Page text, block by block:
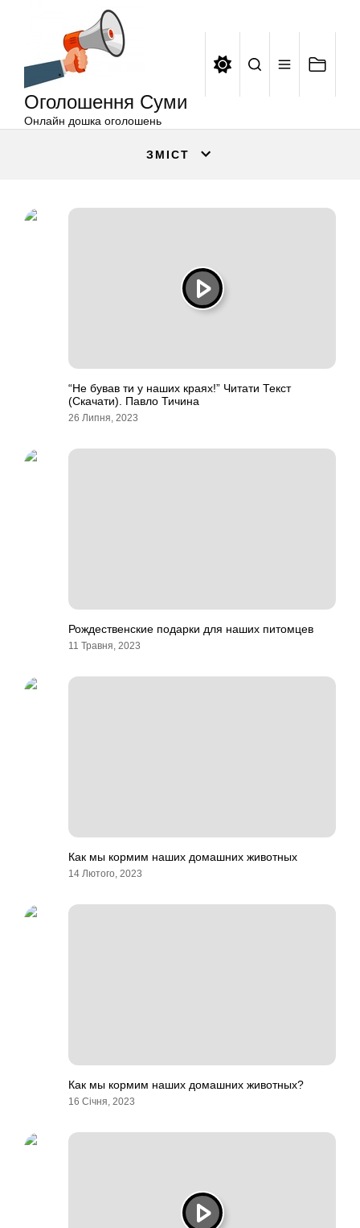
Оголошення Суми
Онлайн дошка оголошень
ЗМІСТ
“Не бував ти у наших краях!” Читати Текст
(Скачати). Павло Тичина
26 Липня, 2023
Рождественские подарки для наших питомцев
11 Травня, 2023
Как мы кормим наших домашних животных
14 Лютого, 2023
Как мы кормим наших домашних животных?
16 Січня, 2023